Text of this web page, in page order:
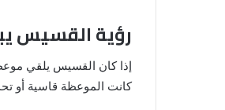
رؤية القسيس
إذا كان القسيس يلقي
كانت الموعظة قاسية أو